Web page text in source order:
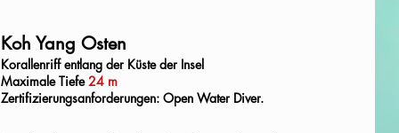
Koh Yang Osten
Korallenriff entlang der Küste der Insel
Maximale Tiefe24 m
Zertifizierungsanforderungen: Open Water Diver.